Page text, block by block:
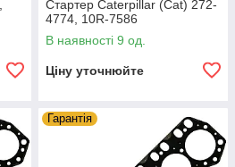
Стартер Caterpillar (Cat) 272-
4774, 10R-7586
В наявності 9 од.
Ціну уточнюйте
Гарантія